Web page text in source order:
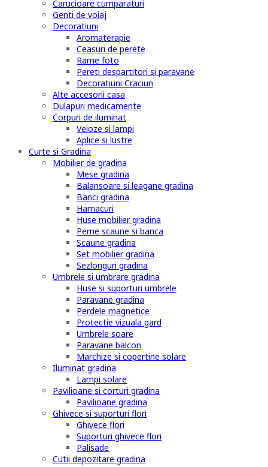
Carucioare cumparaturi
Genti de voiaj
Decoratiuni
Aromaterapie
Ceasuri de perete
Rame foto
Pereti despartitori si paravane
Decoratiuni Craciun
Alte accesorii casa
Dulapuri medicamente
Corpuri de iluminat
Veioze si lampi
Aplice si lustre
Curte si Gradina
Mobilier de gradina
Mese gradina
Balansoare si leagane gradina
Banci gradina
Hamacuri
Huse mobilier gradina
Perne scaune si banca
Scaune gradina
Set mobilier gradina
Sezlonguri gradina
Umbrele si umbrare gradina
Huse si suporturi umbrele
Paravane gradina
Perdele magnetice
Protectie vizuala gard
Umbrele soare
Paravane balcon
Marchize si copertine solare
Iluminat gradina
Lampi solare
Pavilioane si corturi gradina
Pavilioane gradina
Ghivece si suporturi flori
Ghivece flori
Suporturi ghivece flori
Palisade
Cutii depozitare gradina